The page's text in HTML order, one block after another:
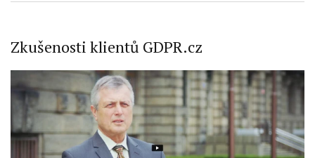
Zkušenosti klientů GDPR.cz